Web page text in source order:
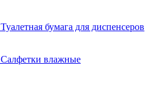
Туалетная бумага для диспенсеров
Салфетки влажные